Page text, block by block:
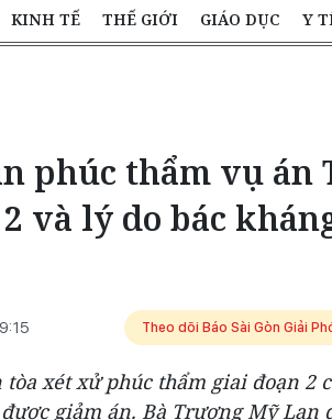
KINH TẾ THẾ GIỚI GIÁO DỤC Y
phúc thẩm vụ án
và lý do bác
Theo dõi Báo Sài Gòn Giải
xét xử phúc thẩm giai đoạn 2
giảm án. Bà Trương Mỹ Lan